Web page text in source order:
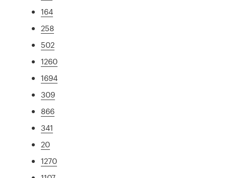
164
258
502
1260
1694
309
866
341
20
1270